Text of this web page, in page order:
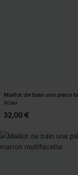
Maillot de bain une pièce
licou
32,00 €